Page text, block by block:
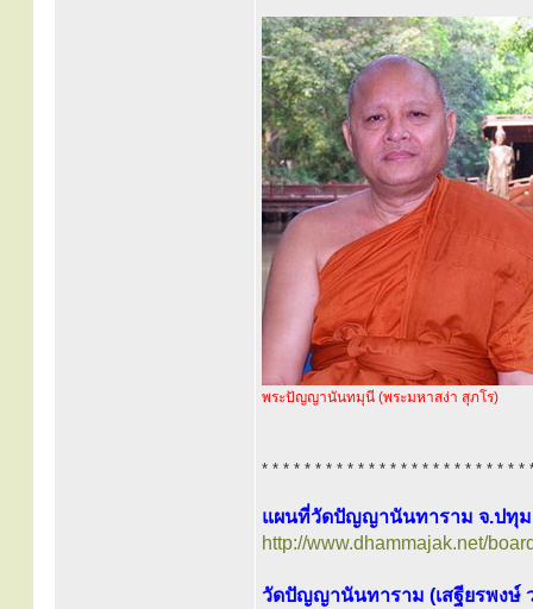
พระปัญญานันทมุนี (พระมหาสง่า สุภโร)
* * * * * * * * * * * * * * * * * * * * * * * * *
แผนที่วัดปัญญานันทาราม จ.ปทุ
http://www.dhammajak.net/
วัดปัญญานันทาราม (เสฐียรพงษ์